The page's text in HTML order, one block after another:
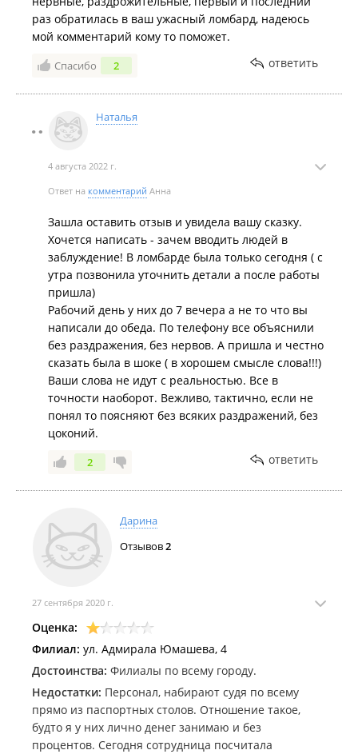
раз обратилась в ваш ужасный ломбард, надеюсь
мой комментарий кому то поможет.
Спасибо 2 ответить
Наталья
4 августа 2022 г.
Ответ на комментарий Анна
Зашла оставить отзыв и увидела вашу сказку.
Хочется написать - зачем вводить людей в
заблуждение! В ломбарде была только сегодня ( с
утра позвонила уточнить детали а после работы
пришла)
Рабочий день у них до 7 вечера а не то что вы
написали до обеда. По телефону все объяснили
без раздражения, без нервов. А пришла и честно
сказать была в шоке ( в хорошем смысле слова!!!)
Ваши слова не идут с реальностью. Все в
точности наоборот. Вежливо, тактично, если не
понял то поясняют без всяких раздражений, без
цоконий.
2 ответить
Дарина
Отзывов2
27 сентября 2020 г.
Оценка:
Филиал: ул. Адмирала Юмашева, 4
Достоинства: Филиалы по всему городу.
Недостатки: Персонал, набирают судя по всему
прямо из паспортных столов. Отношение такое,
будто я у них лично денег занимаю и без
процентов. Сегодня сотрудница посчитала